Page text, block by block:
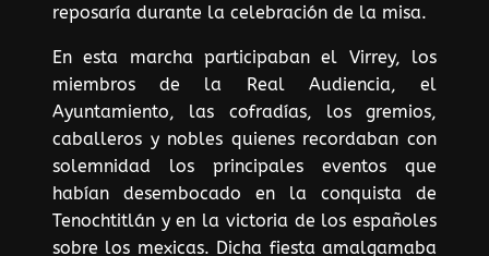
reposaría durante la celebración de la misa.
En esta marcha participaban el Virrey, los
miembros de la Real Audiencia, el
Ayuntamiento, las cofradías, los gremios,
caballeros y nobles quienes recordaban con
solemnidad los principales eventos que
habían desembocado en la conquista de
Tenochtitlán y en la victoria de los españoles
sobre los mexicas. Dicha fiesta amalgamaba